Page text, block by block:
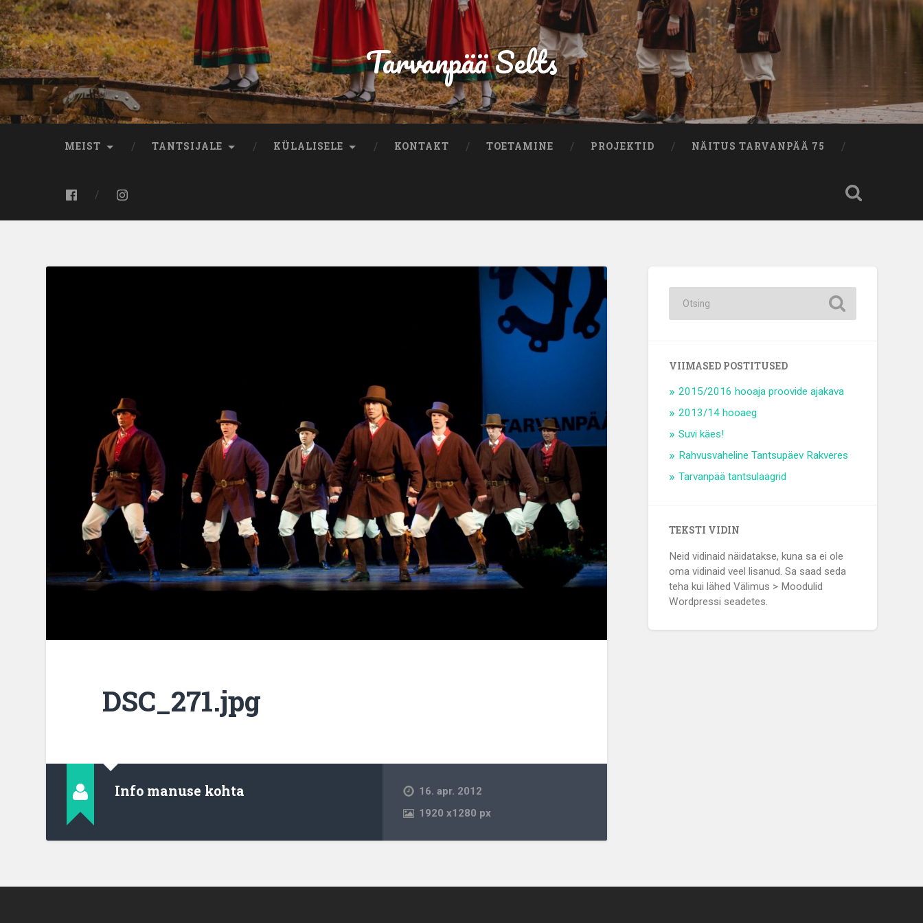
Tarvanpää Selts
MEIST TANTSIJALE KÜLALISELE KONTAKT TOETAMINE PROJEKTID NÄITUS TARVANPÄÄ 75
DSC_271.jpg
Info manuse kohta
16. apr. 2012
1920x1280 px
VIIMASED POSTITUSED
2015/2016 hooaja proovide ajakava
2013/14 hooaeg
Suvi käes!
Rahvusvaheline Tantsupäev Rakveres
Tarvanpää tantsulaagrid
TEKSTI VIDIN
Neid vidinaid näidatakse, kuna sa ei ole
oma vidinaid veel lisanud. Sa saad seda
teha kui lähed Välimus > Moodulid
Wordpressi seadetes.